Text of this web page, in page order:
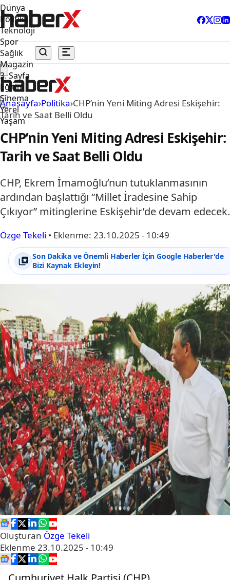
Dünya
Politika
Teknoloji
Spor
Sağlık
Magazin
3. Sayfa
Eğitim
Sinema
Yerel
Yaşam
Anasayfa›Politika›CHP’nin Yeni Miting Adresi Eskişehir:
Tarih ve Saat Belli Oldu
CHP’nin Yeni Miting Adresi Eskişehir:
Tarih ve Saat Belli Oldu
CHP, Ekrem İmamoğlu’nun tutuklanmasının
ardından başlattığı “Millet İradesine Sahip
Çıkıyor” mitinglerine Eskişehir’de devam edecek.
Özge Tekeli • Eklenme: 23.10.2025 - 10:49
Son Dakika ve Önemli Haberler İçin Google Haberler'de
Bizi Kaynak Ekleyin!
Oluşturan Özge Tekeli
Eklenme 23.10.2025 - 10:49